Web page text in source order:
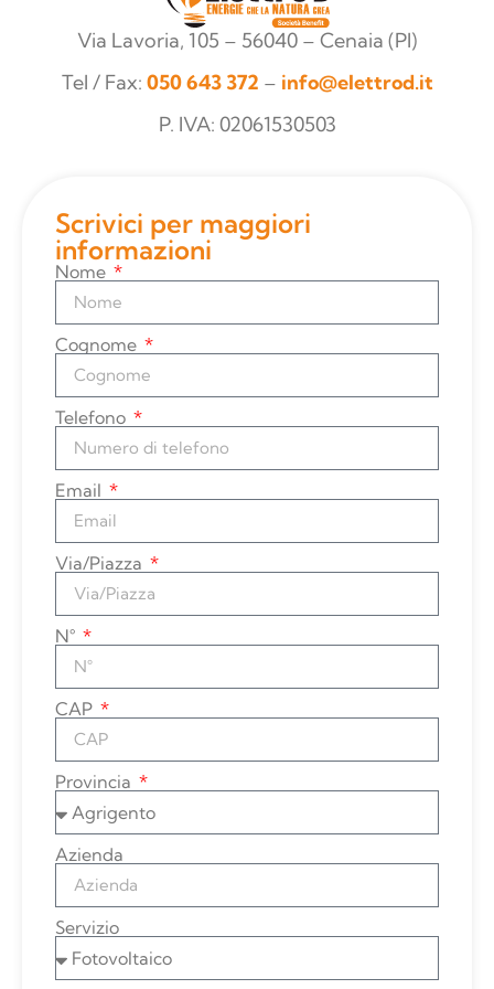
Via Lavoria, 105 – 56040 – Cenaia (PI)
Tel / Fax: 050 643 372 – info@elettrod.it
P. IVA: 02061530503
Scrivici per maggiori
informazioni
Nome
Cognome
Telefono
Email
Via/Piazza
N°
CAP
Provincia
Azienda
Servizio